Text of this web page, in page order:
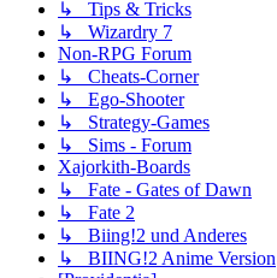
↳ Tips & Tricks
↳ Wizardry 7
Non-RPG Forum
↳ Cheats-Corner
↳ Ego-Shooter
↳ Strategy-Games
↳ Sims - Forum
Xajorkith-Boards
↳ Fate - Gates of Dawn
↳ Fate 2
↳ Biing!2 und Anderes
↳ BIING!2 Anime Version